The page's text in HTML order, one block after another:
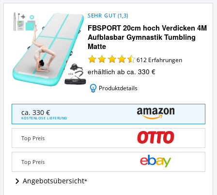
FBSPORT 20cm hoch Verdicken 4M
Aufblasbar Gymnastik Tumbling
Matte
SEHR GUT (1,3)
612 Erfahrungen
erhältlich ab ca. 330 €
Produktdetails
FBSPORT
20cm
hoch
Verdicken
Aufblasbar
Gymnastik
Tumbling
Matte
Angebote:
ca. 330 €
KOSTENLOSE LIEFERUNG
Top Preis
Top Preis
Angebotsübersicht